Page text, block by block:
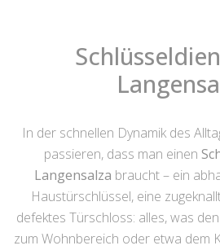
In der schnellen Dynamik des
passieren, dass man einen
Langensalza braucht – ein
Haustürschlüssel, eine
defektes Türschloss: alles, was
zum Wohnbereich oder etwa dem